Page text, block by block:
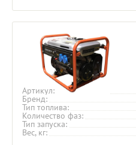
Артикул
Бренд
Тип топлива
Количество фаз
Тип запуска
Вес, кг